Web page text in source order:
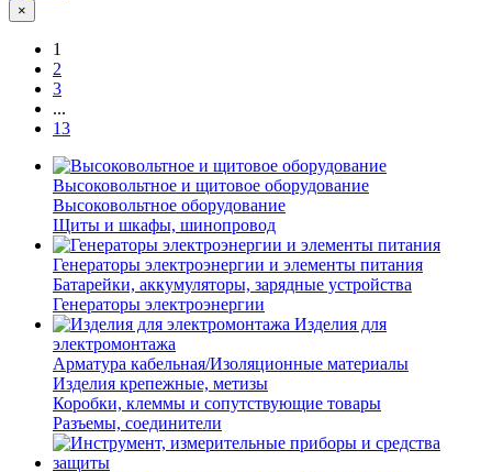
×
1
2
3
...
13
Высоковольтное и щитовое оборудование
Высоковольтное оборудование
Щиты и шкафы, шинопровод
Генераторы электроэнергии и элементы питания
Батарейки, аккумуляторы, зарядные устройства
Генераторы электроэнергии
Изделия для
электромонтажа
Арматура кабельная/Изоляционные материалы
Изделия крепежные, метизы
Коробки, клеммы и сопутствующие товары
Разъемы, соединители